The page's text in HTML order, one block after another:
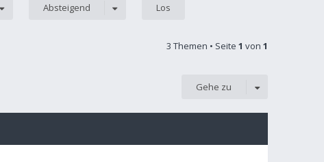
Absteigend
3 Themen • Seite 1 von 1
Gehe zu